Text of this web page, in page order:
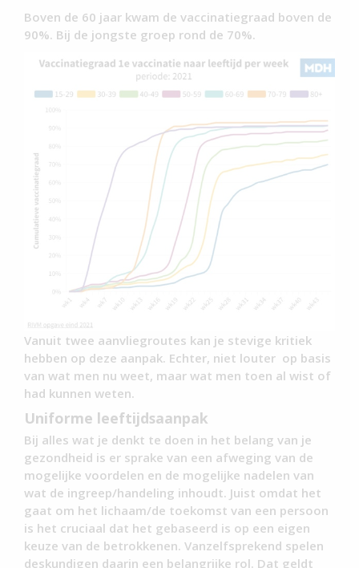
Boven de 60 jaar kwam de vaccinatiegraad boven de
90%. Bij de jongste groep rond de 70%.
Vanuit twee aanvliegroutes kan je stevige kritiek
hebben op deze aanpak. Echter, niet louter op basis
van wat men nu weet, maar wat men toen al wist of
had kunnen weten.
Uniforme leeftijdsaanpak
Bij alles wat je denkt te doen in het belang van je
gezondheid is er sprake van een afweging van de
mogelijke voordelen en de mogelijke nadelen van
wat de ingreep/handeling inhoudt. Juist omdat het
gaat om het lichaam/de toekomst van een persoon
is het cruciaal dat het gebaseerd is op een eigen
keuze van de betrokkenen. Vanzelfsprekend spelen
deskundigen daarin een belangrijke rol. Dat geldt